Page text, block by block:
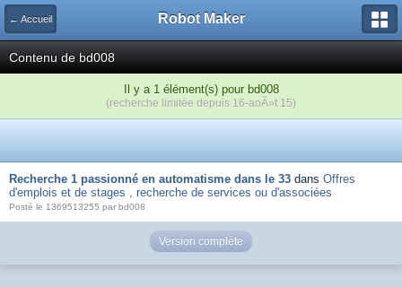
← Accueil Robot Maker
Contenu de bd008
Il y a 1 élément(s) pour bd008
(recherche limitée depuis 16-aoÃ»t 15)
Recherche 1 passionné en automatisme dans le 33 dans Offres
d'emplois et de stages , recherche de services ou d'associées
Posté le 1369513255 par bd008
Version complète